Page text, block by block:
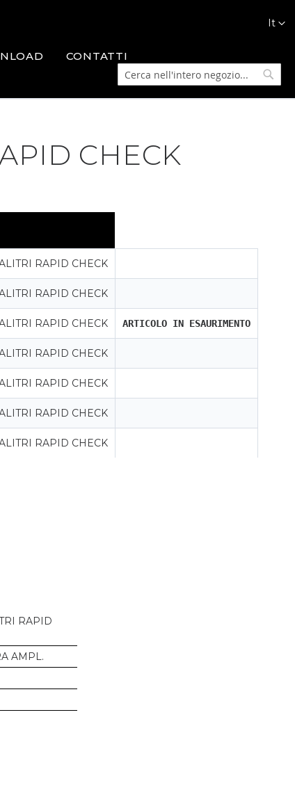
Lingua
It
CONTATTI
Cerca
CHECK
RAPID CHECK
RAPID CHECK
RAPID CHECK ARTICOLO IN ESAURIMENTO
RAPID CHECK
RAPID CHECK
RAPID CHECK
RAPID CHECK
RAPID
AMPL.